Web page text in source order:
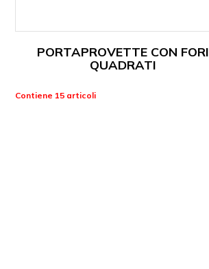
PORTAPROVETTE CON FORI
QUADRATI
Contiene 15 articoli